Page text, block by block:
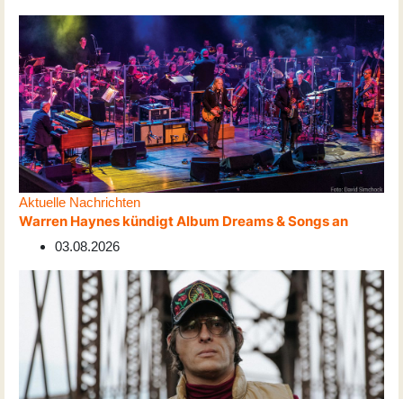
Aktuelle Nachrichten
Warren Haynes kündigt Album Dreams & Songs an
03.08.2026